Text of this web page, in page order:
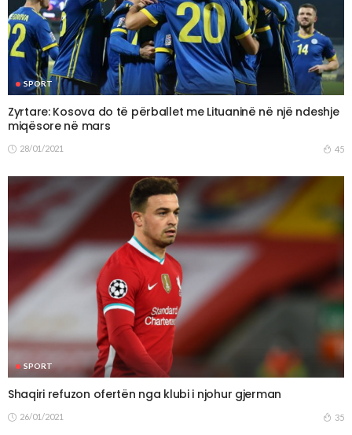
SPORT
Zyrtare: Kosova do të përballet me Lituaninë në një ndeshje
miqësore në mars
28/01/2021 45
SPORT
Shaqiri refuzon ofertën nga klubi i njohur gjerman
26/01/2021 35